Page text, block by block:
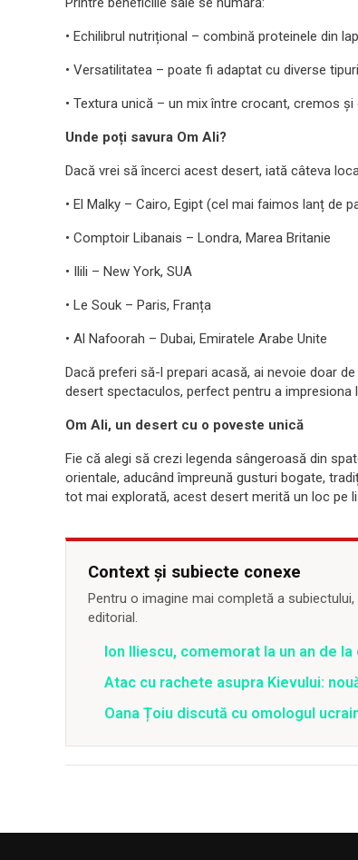
• Echilibrul nutrițional – combină proteinele din
• Versatilitatea – poate fi adaptat cu diverse
• Textura unică – un mix între crocant, cremos și
Unde poți savura Om Ali?
Dacă vrei să încerci acest desert, iată câteva
• El Malky – Cairo, Egipt (cel mai faimos lanț de
• Comptoir Libanais – Londra, Marea Britanie
• Ilili – New York, SUA
• Le Souk – Paris, Franța
• Al Nafoorah – Dubai, Emiratele Arabe Unite
Dacă preferi să-l prepari acasă, ai nevoie doar
desert spectaculos, perfect pentru a impresiona
Om Ali, un desert cu o poveste unică
Fie că alegi să crezi legenda sângeroasă din
orientale, aducând împreună gusturi bogate,
tot mai explorată, acest desert merită un loc pe
Context și subiecte conexe
Pentru o imagine mai completă a
editorial.
Ion Iliescu, comemorat la un an de
Atac cu rachete asupra Kievului:
Oana Țoiu discută cu omologul